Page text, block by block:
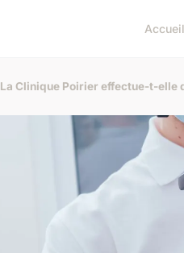
Accueil
La Clinique Poirier effectue-t-elle